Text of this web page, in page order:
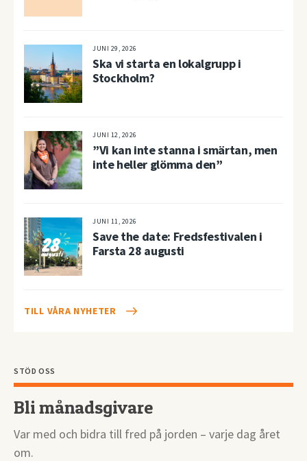
JUNI 29, 2026
Ska vi starta en lokalgrupp i
Stockholm?
JUNI 12, 2026
”Vi kan inte stanna i smärtan, men
inte heller glömma den”
JUNI 11, 2026
Save the date: Fredsfestivalen i
Farsta 28 augusti
TILL VÅRA NYHETER
STÖD OSS
Bli månadsgivare
Var med och bidra till fred på jorden – varje dag året
om.